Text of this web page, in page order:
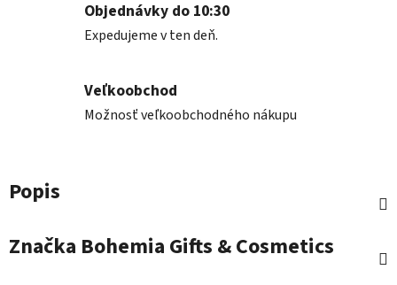
Objednávky do 10:30
Expedujeme v ten deň.
Veľkoobchod
Možnosť veľkoobchodného nákupu
Popis
Značka Bohemia Gifts & Cosmetics